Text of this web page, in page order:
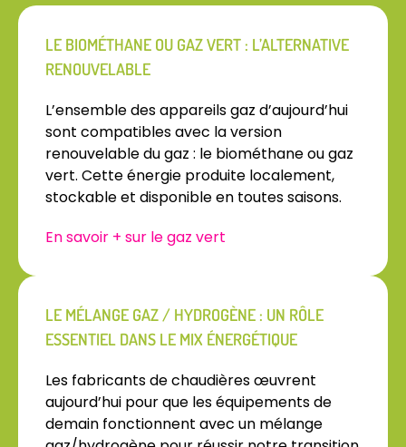
LE BIOMÉTHANE OU GAZ VERT : L’ALTERNATIVE
RENOUVELABLE
L’ensemble des appareils gaz d’aujourd’hui
sont compatibles avec la version
renouvelable du gaz : le biométhane ou gaz
vert. Cette énergie produite localement,
stockable et disponible en toutes saisons.
En savoir + sur le gaz vert
LE MÉLANGE GAZ / HYDROGÈNE : UN RÔLE
ESSENTIEL DANS LE MIX ÉNERGÉTIQUE
Les fabricants de chaudières œuvrent
aujourd’hui pour que les équipements de
demain fonctionnent avec un mélange